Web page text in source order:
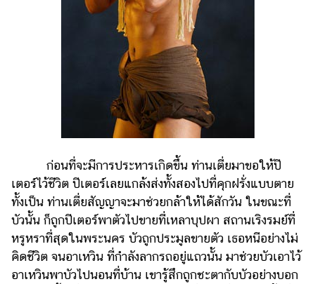
ก่อนที่จะมีการประหารเกิดขึ้น ท่านเตี่ยมาขอให้ปี
เตอร์ไว้ชีวิต ปีเตอร์เลยแกล้งส่งทั้งสองไปที่คุกฝรั่งแบบตาย
ทั้งเป็น ท่านเตี่ยสัญญาจะมาช่วยกล้าให้ได้สักวัน ในขณะที่
บัวนั้น ก็ถูกปีเตอร์พาตัวไปขายที่เหลาบุปผา สถานเริงรมย์ที่
หรูหราที่สุดในพระนคร บัวถูกประมูลขายตัว เธอหนีอย่างไม่
คิดชีวิต จนอาเหวิน ที่กำลังลากรถอยู่แถวนั้น มาช่วยบัวเอาไว้
อาเหวินพาบัวไปนอนที่บ้าน เขารู้สึกถูกชะตากับบัวอย่างบอก